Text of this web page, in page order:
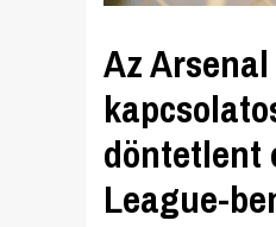
Az
döntetlent
League-